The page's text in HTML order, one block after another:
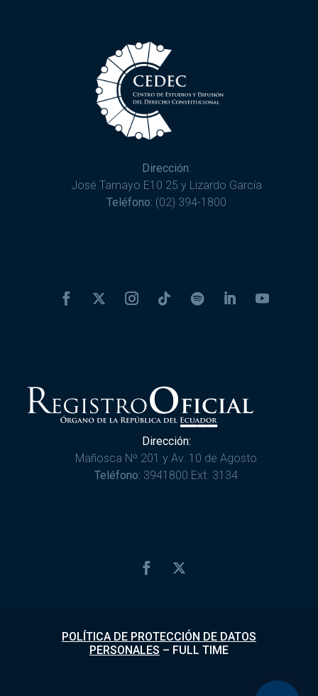
Dirección:
José Tamayo E10 25 y Lizardo García
Teléfono: (02) 394-1800
Dirección:
Mañosca Nº 201 y Av. 10 de Agosto
Teléfono: 3941800 Ext. 3134
POLÍTICA DE PROTECCIÓN DE DATOS
PERSONALES – FULL TIME